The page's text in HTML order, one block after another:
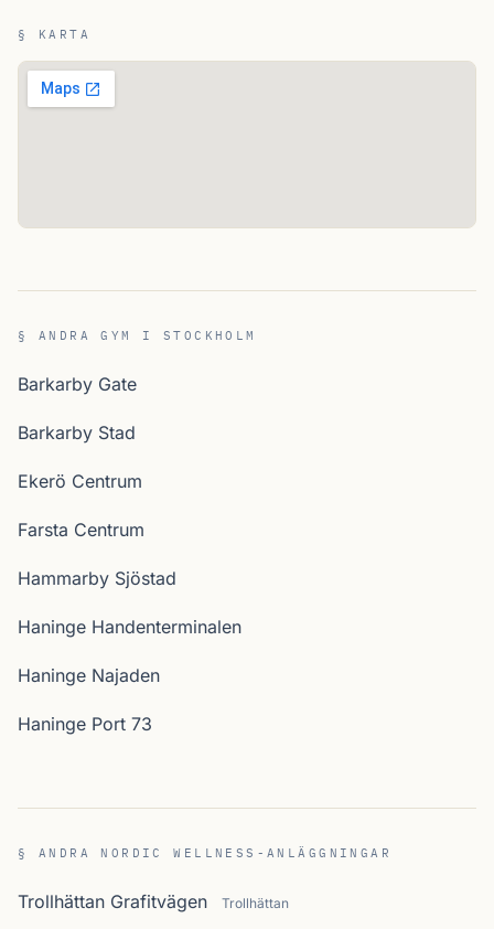
§ KARTA
§ ANDRA GYM I STOCKHOLM
Barkarby Gate
Barkarby Stad
Ekerö Centrum
Farsta Centrum
Hammarby Sjöstad
Haninge Handenterminalen
Haninge Najaden
Haninge Port 73
§ ANDRA NORDIC WELLNESS-ANLÄGGNINGAR
Trollhättan Grafitvägen Trollhättan